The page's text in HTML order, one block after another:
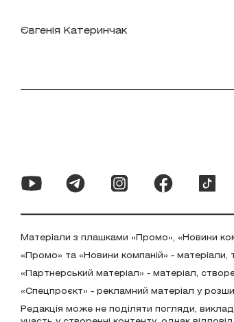
Євгенія Катеринчак
Матеріали з плашками «Промо», «Новини
«Промо» та «Новини компаній» - матеріали,
«Партнерський матеріал» - матеріал,
«Спецпроєкт» - рекламний матеріал у
Редакція може не поділяти погляди,